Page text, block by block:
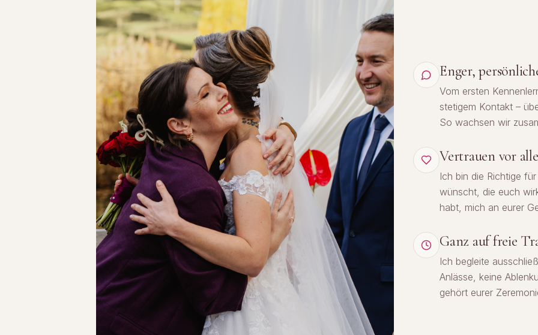
Enger,
Vom ersten
stetigem Kontakt –
So wachsen wir
Vertrauen vor
Ich bin die Richtige
wünscht, die euch
habt, mich an eurer
Ganz auf freie
Ich begleite
Anlässe, keine
gehört eurer